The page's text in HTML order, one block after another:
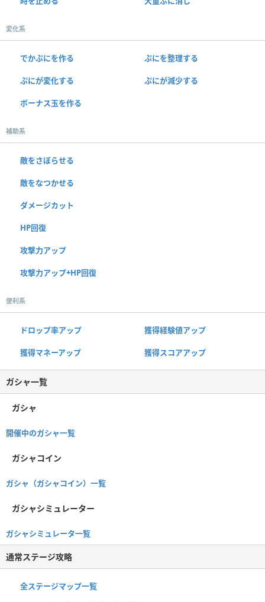
変化系
でかぷにを作る ぷにを整理する
ぷにが変化する ぷにが減少する
ボーナス玉を作る
補助系
敵をさぼらせる
敵をなつかせる
ダメージカット
HP回復
攻撃力アップ
攻撃力アップ+HP回復
便利系
ドロップ率アップ 獲得経験値アップ
獲得マネーアップ 獲得スコアアップ
ガシャ一覧
ガシャ
開催中のガシャ一覧
ガシャコイン
ガシャ（ガシャコイン）一覧
ガシャシミュレーター
ガシャシミュレータ一覧
通常ステージ攻略
全ステージマップ一覧